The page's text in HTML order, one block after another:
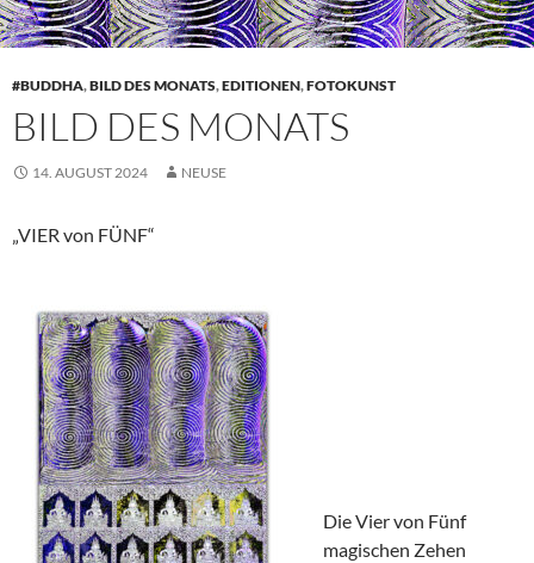
#BUDDHA,BILD DES MONATS,EDITIONEN,FOTOKUNST
BILD DES MONATS
14. AUGUST 2024 NEUSE
„VIER von FÜNF“
Die Vier von Fünf
magischen Zehen